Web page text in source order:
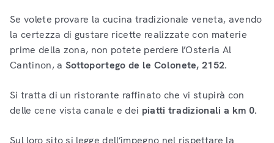
Se volete provare la cucina tradizionale veneta, avendo
la certezza di gustare ricette realizzate con materie
prime della zona, non potete perdere l’Osteria Al
Cantinon, a Sottoportego de le Colonete, 2152.
Si tratta di un ristorante raffinato che vi stupirà con
delle cene vista canale e dei piatti tradizionali a km 0.
Sul loro sito si legge dell’impegno nel rispettare la